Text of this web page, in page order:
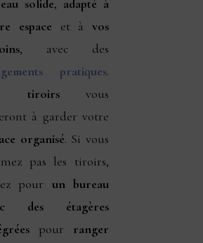
solide, adapté à
espace et à vos
, avec des
pratiques.
tiroirsvous
à garder votre
organisé. Si vous
pas les tiroirs,
pour un bureau
des étagères
pour ranger